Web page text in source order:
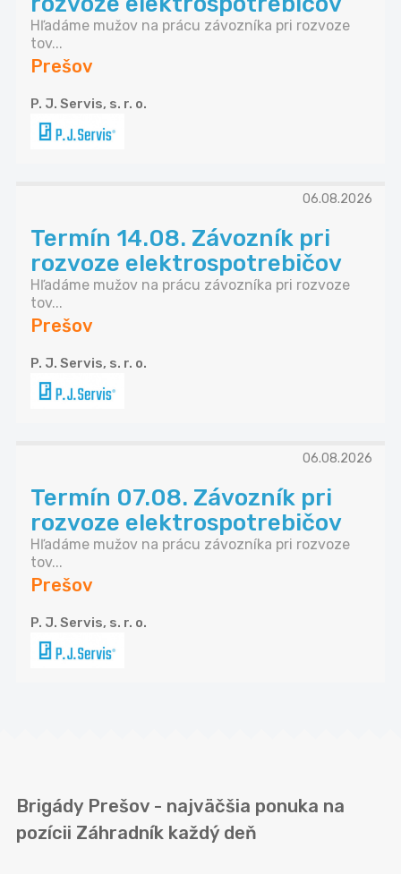
Hľadáme mužov na prácu závozníka pri rozvoze
tov...
Prešov
P. J. Servis, s. r. o.
06.08.2026
Termín 14.08. Závozník pri
rozvoze elektrospotrebičov
Hľadáme mužov na prácu závozníka pri rozvoze
tov...
Prešov
P. J. Servis, s. r. o.
06.08.2026
Termín 07.08. Závozník pri
rozvoze elektrospotrebičov
Hľadáme mužov na prácu závozníka pri rozvoze
tov...
Prešov
P. J. Servis, s. r. o.
Brigády Prešov - najväčšia ponuka na
pozícii Záhradník každý deň